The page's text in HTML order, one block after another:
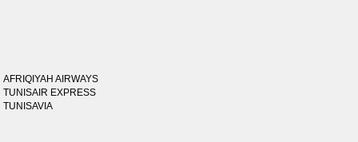
AFRIQIYAH AIRWAYS
TUNISAIR EXPRESS
TUNISAVIA